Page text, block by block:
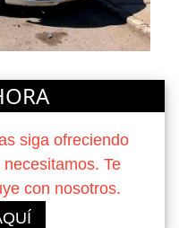
siga ofreciendo
Te
con nosotros.